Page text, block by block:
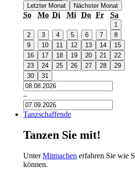
Letzter Monat Nächster Monat
So Mo Di Mi Do Fr Sa
1
2
3 4 5 6 7
8
9
10 11 12 13 14
15
16
17 18 19 20 21
22
23
24 25 26 27 28
29
30
31
–
Tanzschaffende
Tanzen Sie mit!
UnterMitmachen erfahren Sie wie
können.